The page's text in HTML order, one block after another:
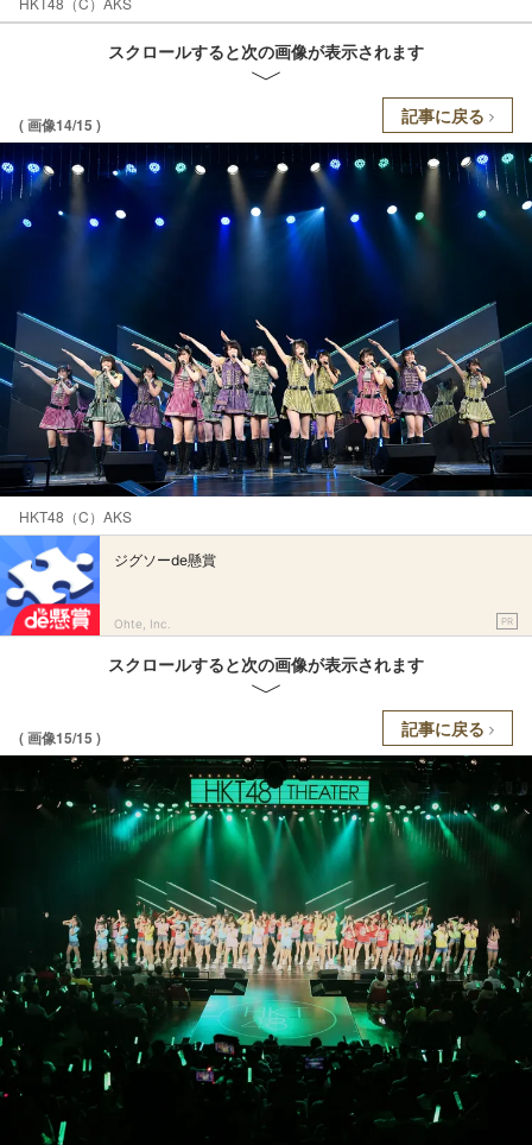
スクロールすると次の画像が表示されます
( 画像14/15 ) 記事に戻る
HKT48（C）AKS
ジグソーde懸賞
Ohte, Inc. PR
スクロールすると次の画像が表示されます
( 画像15/15 ) 記事に戻る